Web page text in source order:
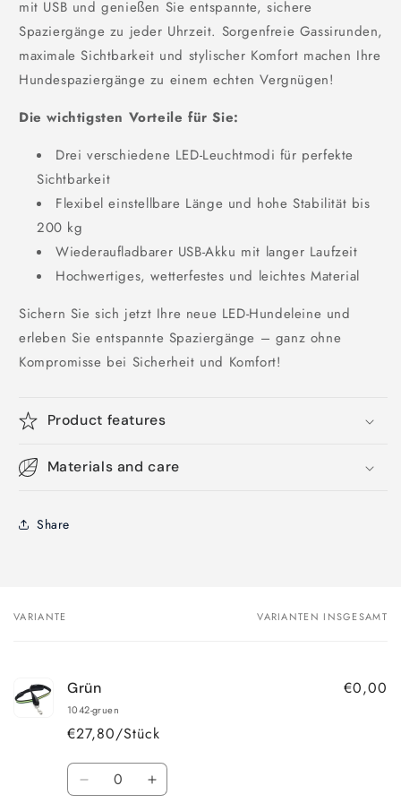
mit USB und genießen Sie entspannte, sichere
Spaziergänge zu jeder Uhrzeit. Sorgenfreie Gassirunden,
maximale Sichtbarkeit und stylischer Komfort machen Ihre
Hundespaziergänge zu einem echten Vergnügen!
Die wichtigsten Vorteile für Sie:
Drei verschiedene LED-Leuchtmodi für perfekte
Sichtbarkeit
Flexibel einstellbare Länge und hohe Stabilität bis
200 kg
Wiederaufladbarer USB-Akku mit langer Laufzeit
Hochwertiges, wetterfestes und leichtes Material
Sichern Sie sich jetzt Ihre neue LED-Hundeleine und
erleben Sie entspannte Spaziergänge – ganz ohne
Kompromisse bei Sicherheit und Komfort!
Product features
Materials and care
Share
Dein
VARIANTE VARIANTEN INSGESAMT
Grün
1042-gruen
€27,80/Stück
€0,00
Anzahl
VerringereErhöhe